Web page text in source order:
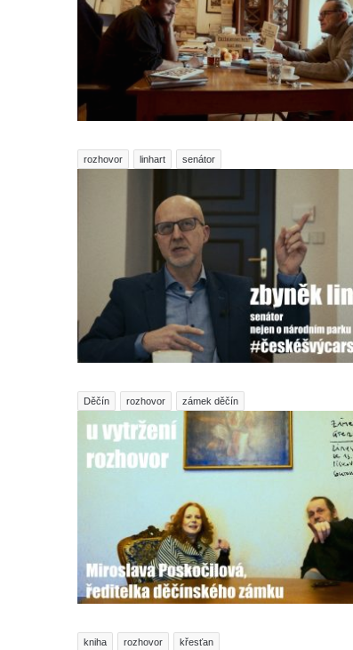
rozhovor linhart senátor
Děčín rozhovor zámek děčín
kniha rozhovor křesťan